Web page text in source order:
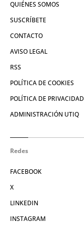
QUIÉNES SOMOS
SUSCRÍBETE
CONTACTO
AVISO LEGAL
RSS
POLÍTICA DE COOKIES
POLÍTICA DE PRIVACIDAD
ADMINISTRACIÓN UTIQ
Redes
FACEBOOK
X
LINKEDIN
INSTAGRAM